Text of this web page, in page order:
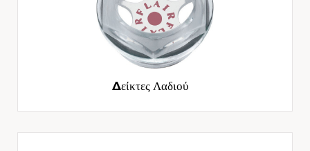
Δείκτες Λαδιού